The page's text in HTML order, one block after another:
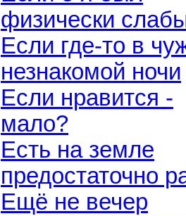
физически
Если где-то в
незнакомой ночи
Если нравится -
мало?
Есть на земле
предостаточно
Ещё не вечер